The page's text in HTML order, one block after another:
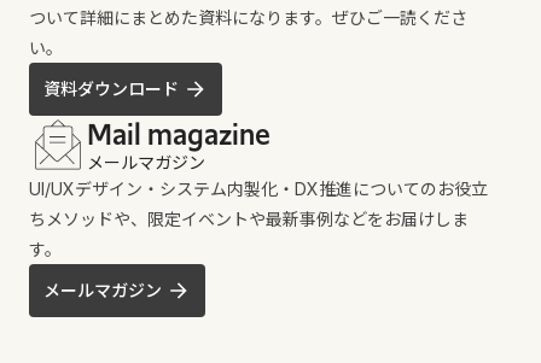
ついて詳細にまとめた資料になります。ぜひご一読くださ
い。
資料ダウンロード
Mail magazine
メールマガジン
UI/UXデザイン・システム内製化・DX推進についてのお役立
ちメソッドや、限定イベントや最新事例などをお届けしま
す。
メールマガジン